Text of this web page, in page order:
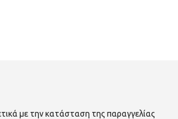
με την κατάσταση της παραγγελίας